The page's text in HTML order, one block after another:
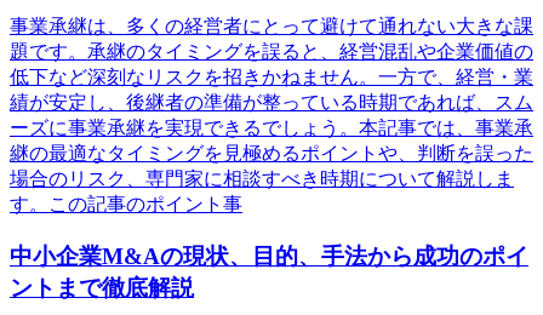
事業承継は、多くの経営者にとって避けて通れない大きな課
題です。承継のタイミングを誤ると、経営混乱や企業価値の
低下など深刻なリスクを招きかねません。一方で、経営・業
績が安定し、後継者の準備が整っている時期であれば、スム
ーズに事業承継を実現できるでしょう。本記事では、事業承
継の最適なタイミングを見極めるポイントや、判断を誤った
場合のリスク、専門家に相談すべき時期について解説しま
す。この記事のポイント事
中小企業M&Aの現状、目的、手法から成功のポイ
ントまで徹底解説